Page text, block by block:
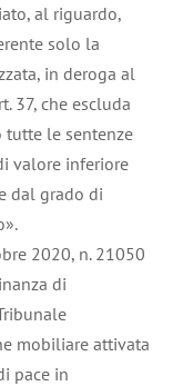
al riguardo,
solo la
in deroga al
37, che escluda
le sentenze
valore inferiore
dal grado di
2020, n. 21050
di
mobiliare attivata
pace in